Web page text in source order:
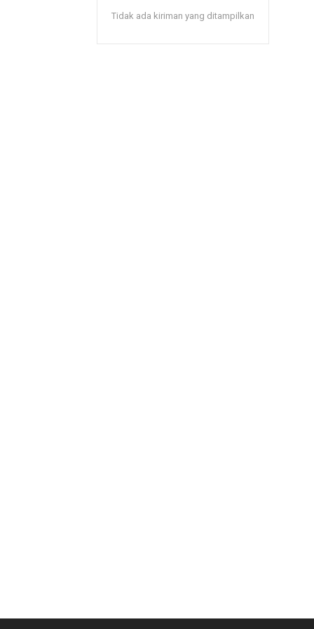
Tidak ada kiriman yang ditampilkan